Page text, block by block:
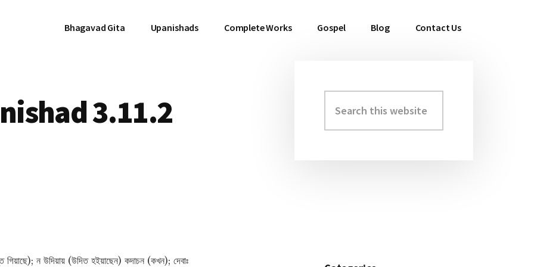
Bhagavad Gita Upanishads Complete Works Gospel Blog Contact Us
3.11.2
ন উদিয়ায় (উদিত হইয়াছেন) কদাচন (কখন); দেবাঃ
Primary
Sidebar
this
website